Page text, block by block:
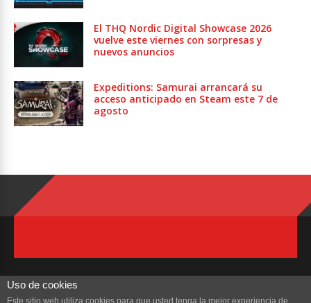
El THQ Nordic Digital Showcase 2026
vuelve este viernes con sorpresas y
nuevos anuncios
Expeditions: Samurai arrancará su
acceso anticipado en Steam este 7 de
agosto
Uso de cookies
Este sitio web utiliza cookies para que usted tenga la mejor experiencia de